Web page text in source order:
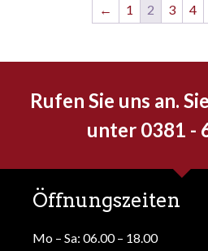
← 1 2 3 4
Rufen Sie uns an.
unter 0381 -
Öffnungszeiten
Mo – Sa: 06.00 – 18.00